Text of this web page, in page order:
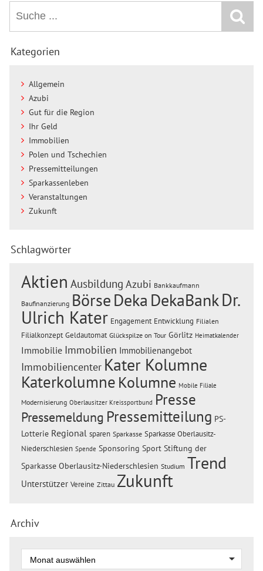
Kategorien
Allgemein
Azubi
Gut für die Region
Ihr Geld
Immobilien
Polen und Tschechien
Pressemitteilungen
Sparkassenleben
Veranstaltungen
Zukunft
Schlagwörter
Aktien Ausbildung Azubi Bankkaufmann
Baufinanzierung BörseDeka DekaBankDr.
Ulrich Kater Engagement Entwicklung Filialen
Filialkonzept Geldautomat Glückspilze on Tour Görlitz Heimatkalender
Immobilie Immobilien Immobilienangebot
Immobiliencenter Kater Kolumne
Katerkolumne Kolumne Mobile Filiale
Modernisierung Oberlausitzer Kreissportbund Presse
Pressemeldung Pressemitteilung PS-
Lotterie Regional sparen Sparkasse Sparkasse Oberlausitz-
Niederschlesien Spende Sponsoring Sport Stiftung der
Sparkasse Oberlausitz-Niederschlesien Studium Trend
Unterstützer Vereine Zittau Zukunft
Archiv